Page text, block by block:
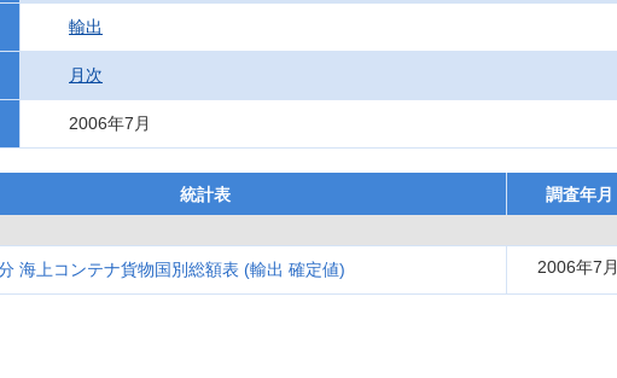
輸出
月次
2006年7月
統計表 調査年月
海上コンテナ貨物国別総額表 (輸出 確定値) 2006年7月